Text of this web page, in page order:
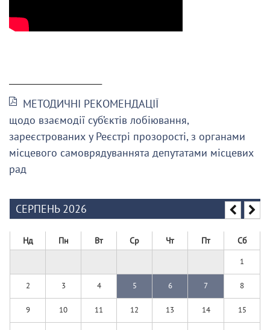
МЕТОДИЧНІ РЕКОМЕНДАЦІЇ
щодо взаємодії суб’єктів лобіювання,
зареєстрованих у Реєстрі прозорості, з органами
місцевого самоврядуваннята депутатами місцевих
рад
СЕРПЕНЬ 2026
Нд Пн Вт Ср Чт Пт Сб
1
2 3 4 5 6 7 8
9 10 11 12 13 14 15